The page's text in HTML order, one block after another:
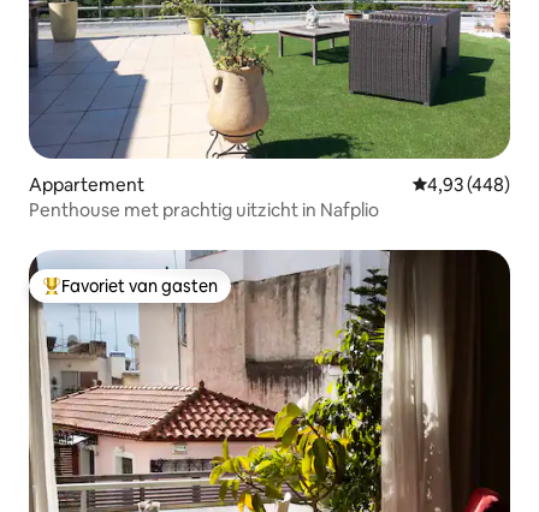
Appartement Gemiddelde
4,93 (448)
Penthouse met prachtig uitzicht in Nafplio
Topfavoriet van gasten
Favoriet van gasten